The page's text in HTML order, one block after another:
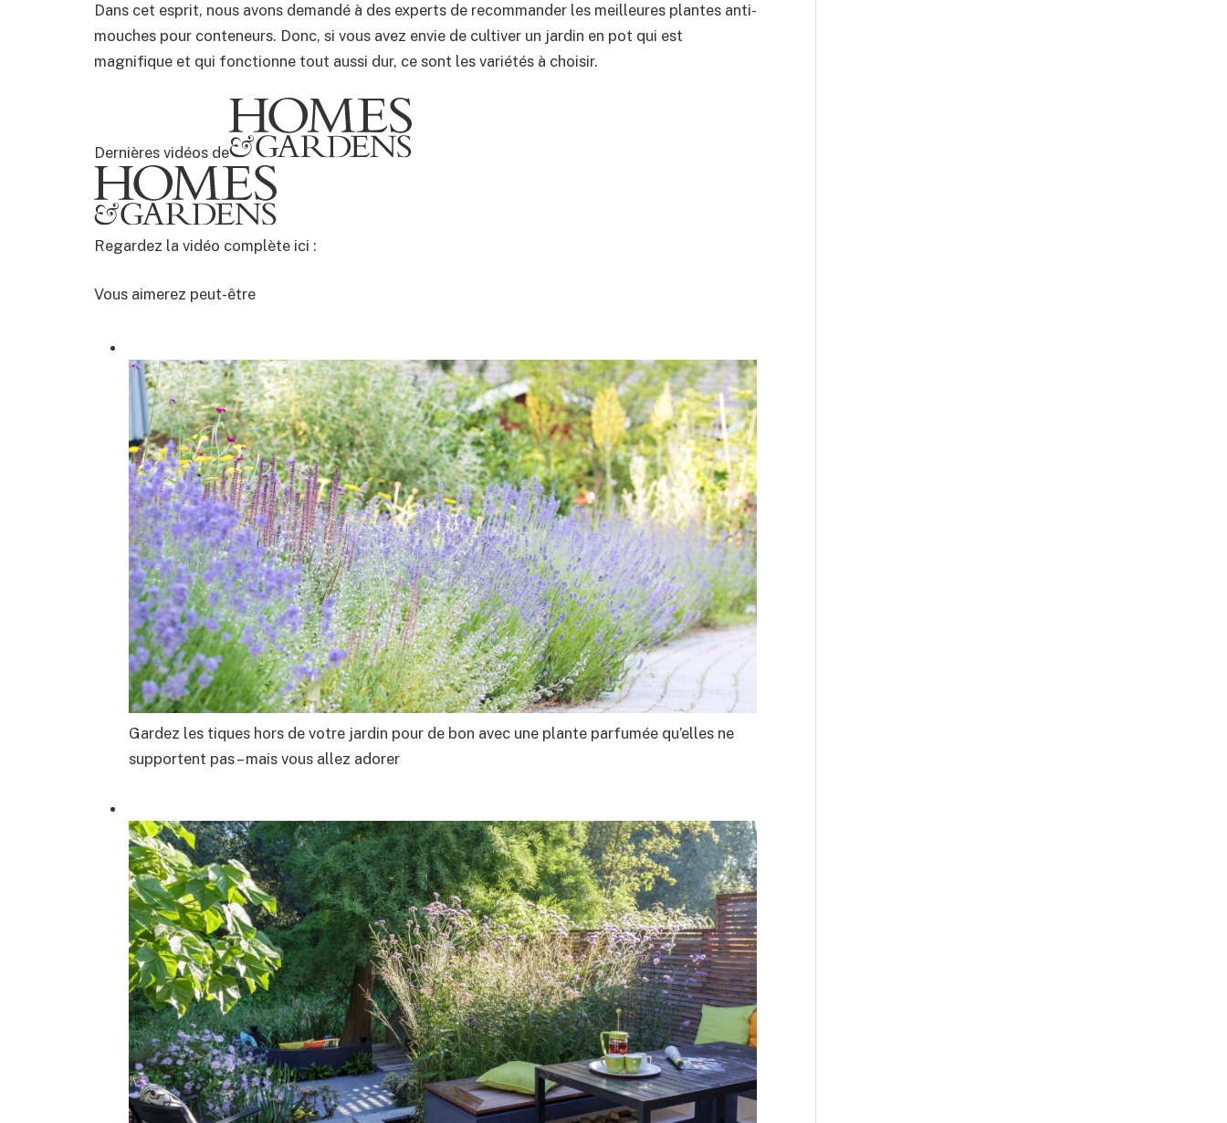
Dans cet esprit, nous avons demandé à des experts de recommander les meilleures plantes anti-
mouches pour conteneurs. Donc, si vous avez envie de cultiver un jardin en pot qui est
magnifique et qui fonctionne tout aussi dur, ce sont les variétés à choisir.
Dernières vidéos de
Regardez la vidéo complète ici :
Vous aimerez peut-être
Gardez les tiques hors de votre jardin pour de bon avec une plante parfumée qu’elles ne
supportent pas – mais vous allez adorer